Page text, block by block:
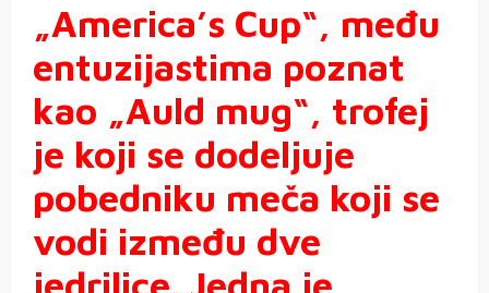
„America’s Cup“, među
entuzijastima poznat
kao „Auld mug“, trofej
je koji se dodeljuje
pobedniku meča koji se
vodi između dve